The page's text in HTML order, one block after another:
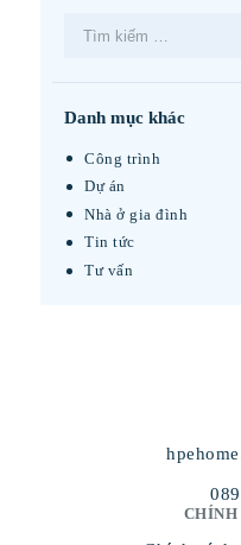
kiếm
Danh mục khác
Công trình
Dự án
Nhà ở gia đình
Tin tức
Tư vấn
CHÍNH